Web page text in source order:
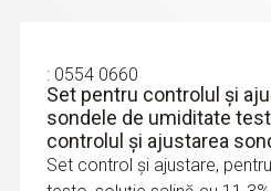
: 0554 0660
Set pentru controlul şi
sondele de umiditate
controlul şi ajustarea
Set control şi ajustare,